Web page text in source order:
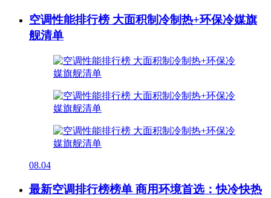
空调性能排行榜 大面积制冷制热+环保冷媒旗
舰清单
08.04
最新空调排行榜榜单 商用环境首选：快冷快热